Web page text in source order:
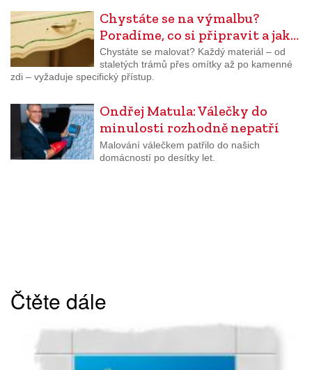
Chystáte se na výmalbu?
Poradíme, co si připravit a jak…
Chystáte se malovat? Každý materiál – od
staletých trámů přes omítky až po kamenné
zdi – vyžaduje specifický přístup.
Ondřej Matula: Válečky do
minulosti rozhodně nepatří
Malování válečkem patřilo do našich
domácností po desítky let.
Čtěte dále